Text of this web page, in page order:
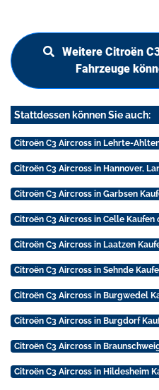
Weitere Citroën
Fahrzeuge
Stattdessen können Sie auch:
Citroën C3 Aircross in Lehrte-
Citroën C3 Aircross in Hannover,
Citroën C3 Aircross in Garbsen
Citroën C3 Aircross in Celle Kaufen
Citroën C3 Aircross in Laatzen
Citroën C3 Aircross in Sehnde
Citroën C3 Aircross in Burgwedel
Citroën C3 Aircross in Burgdorf
Citroën C3 Aircross in
Citroën C3 Aircross in Hildesheim